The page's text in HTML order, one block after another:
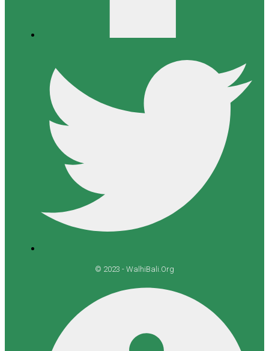
© 2023 - WalhiBali.Org